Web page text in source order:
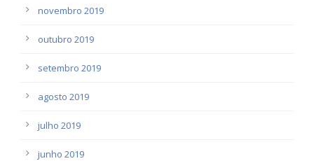
novembro 2019
outubro 2019
setembro 2019
agosto 2019
julho 2019
junho 2019